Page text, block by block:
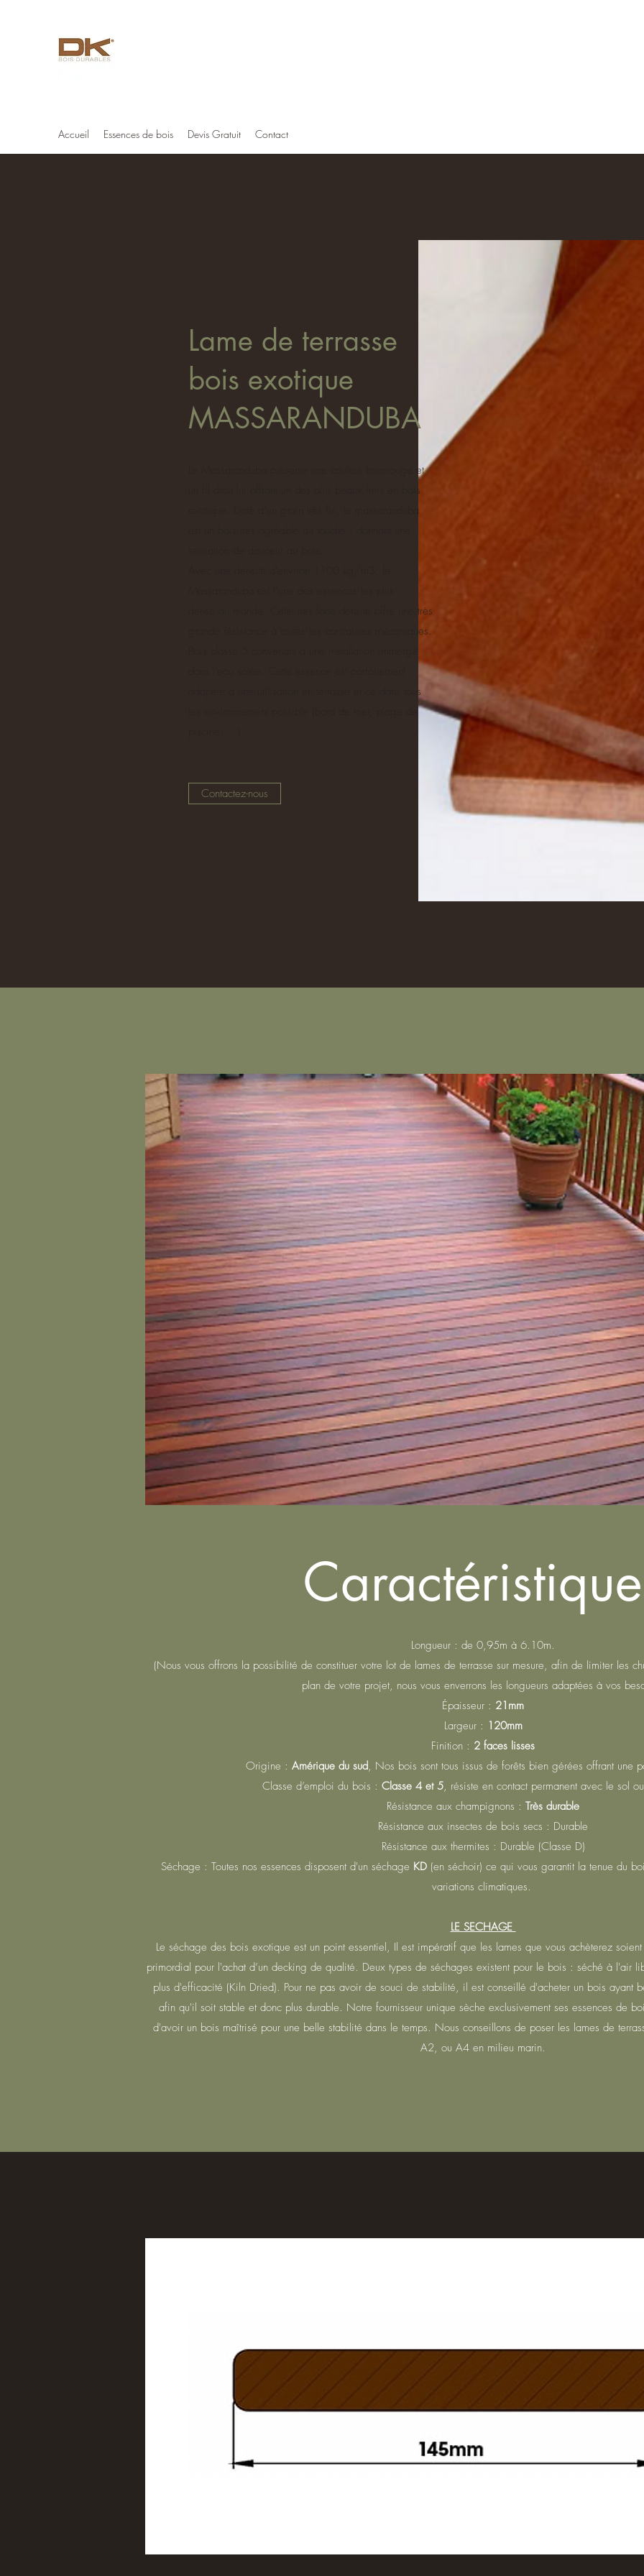
Accueil Essences de bois Devis Gratuit Contact
Lame de terrasse
bois exotique
MASSARANDUBA
Le Massaranduba présente une couleur brun-rouge et
un fil droit lui offrant un des plus beaux finis en bois
exotique. Doté d’un grain très fin, le massaranduba
dense au monde. Cette très forte densité offre une très
grande résistance à toutes les contraintes mécaniques.
adaptée à une utilisation en terrasse et ce dans tous
Contactez-nous
Longueur : de 0,95m à 6.10m.
(Nous vous offrons la possibilité de constituer votre lot de lames de terrasse sur mesure, afin de limiter les
plan de votre projet, nous vous enverrons les longueurs adaptées à vos
Épaisseur : 21mm
Largeur : 120mm
Finition : 2 faces lisses
Origine : Amérique du sud, Nos bois sont tous issus de forêts bien gérées offrant une
Classe d’emploi du bois : Classe 4 et 5, résiste en contact permanent avec le sol
Résistance aux champignons : Très durable
Résistance aux insectes de bois secs : Durable
Résistance aux thermites : Durable (Classe D)
Séchage : Toutes nos essences disposent d'un séchage KD (en séchoir) ce qui vous garantit la tenue du
variations climatiques.
LE SECHAGE
Le séchage des bois exotique est un point essentiel, Il est impératif que les lames que vous achèterez
primordial pour l'achat d’un decking de qualité. Deux types de séchages existent pour le bois : séché à l'air
plus d'efficacité (Kiln Dried). Pour ne pas avoir de souci de stabilité, il est conseillé d'acheter un bois ayant
afin qu'il soit stable et donc plus durable. Notre fournisseur unique sèche exclusivement ses essences de
d'avoir un bois maîtrisé pour une belle stabilité dans le temps. Nous conseillons de poser les lames de
A2, ou A4 en milieu marin.